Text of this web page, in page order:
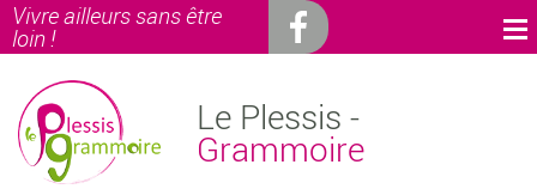
Vivre ailleurs sans être
loin !
Le Plessis -
Grammoire